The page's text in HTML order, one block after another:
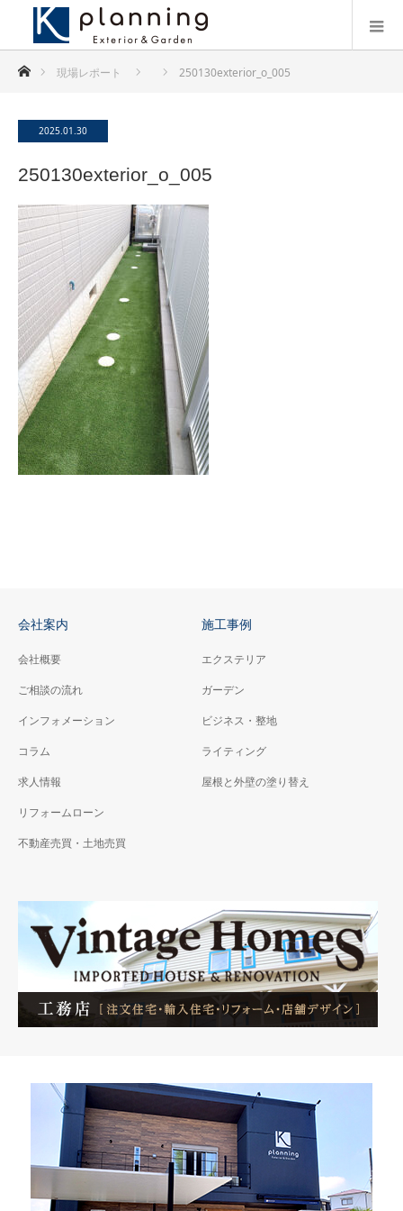
ホーム現場レポート 250130exterior_o_005
2025.01.30
250130exterior_o_005
会社案内
会社概要
ご相談の流れ
インフォメーション
コラム
求人情報
リフォームローン
不動産売買・土地売買
施工事例
エクステリア
ガーデン
ビジネス・整地
ライティング
屋根と外壁の塗り替え